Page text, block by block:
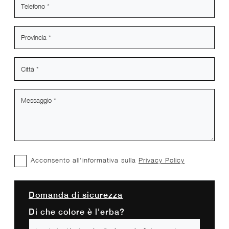
Acconsento all'informativa sulla Privacy Policy
Domanda di sicurezza
Di che colore è l'erba?